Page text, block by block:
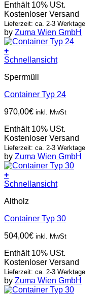
Enthält 10% USt.
Kostenloser Versand
Lieferzeit: ca. 2-3 Werktage
by Zuma Wien GmbH
+
Schnellansicht
Sperrmüll
Container Typ 24
970,00€ inkl. MwSt
Enthält 10% USt.
Kostenloser Versand
Lieferzeit: ca. 2-3 Werktage
by Zuma Wien GmbH
+
Schnellansicht
Altholz
Container Typ 30
504,00€ inkl. MwSt
Enthält 10% USt.
Kostenloser Versand
Lieferzeit: ca. 2-3 Werktage
by Zuma Wien GmbH